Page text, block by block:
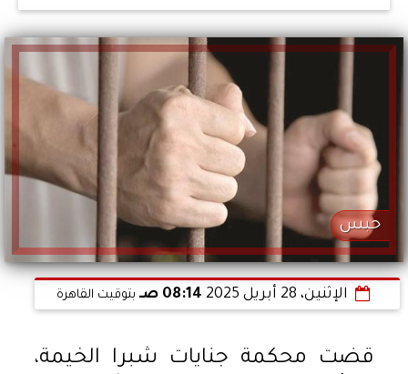
حبس
الإثنين، 28 أبريل 2025 08:14 صـ بتوقيت القاهرة
قضت محكمة جنايات شبرا الخيمة،